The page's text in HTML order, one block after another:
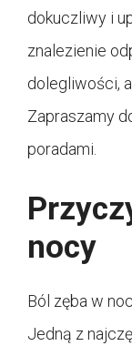
dokuczliwy i
znalezienie
dolegliwości,
Zapraszamy
poradami.
nocy
Ból zęba w
Jedną z